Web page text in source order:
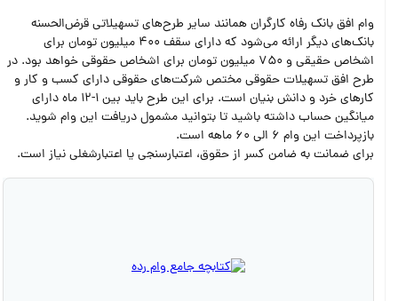
وام افق بانک رفاه کارگران همانند سایر طرح‌های تسهیلاتی قرض‌الحسنه
بانک‌های دیگر ارائه می‌شود که دارای سقف 400 میلیون تومان برای
اشخاص حقیقی و 750 میلیون تومان برای اشخاص حقوقی خواهد بود. در
طرح افق تسهیلات حقوقی مختص شرکت‌های حقوقی دارای کسب و کار و
کارهای خرد و دانش بنیان است. برای این طرح باید بین 1-12 ماه دارای
میانگین حساب داشته باشید تا بتوانید مشمول دریافت این وام شوید.
بازپرداخت این وام 6 الی 60 ماهه است.
برای ضمانت به ضامن کسر از حقوق،‌ اعتبارسنجی یا اعتبارشغلی نیاز است.